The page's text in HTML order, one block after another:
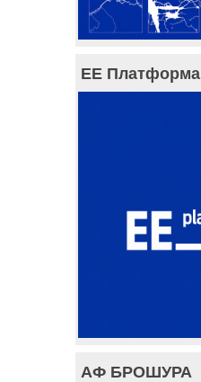
ЕЕ Платформа
АФ БРОШУРА